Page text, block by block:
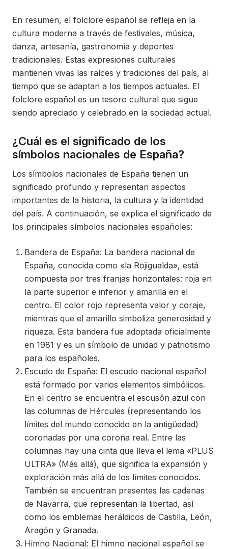
En resumen, el folclore español se refleja en la
cultura moderna a través de festivales, música,
danza, artesanía, gastronomía y deportes
tradicionales. Estas expresiones culturales
mantienen vivas las raíces y tradiciones del país, al
tiempo que se adaptan a los tiempos actuales. El
folclore español es un tesoro cultural que sigue
siendo apreciado y celebrado en la sociedad actual.
¿Cuál es el significado de los
símbolos nacionales de España?
Los símbolos nacionales de España tienen un
significado profundo y representan aspectos
importantes de la historia, la cultura y la identidad
del país. A continuación, se explica el significado de
los principales símbolos nacionales españoles:
Bandera de España: La bandera nacional de
España, conocida como «la Rojigualda», está
compuesta por tres franjas horizontales: roja en
la parte superior e inferior y amarilla en el
centro. El color rojo representa valor y coraje,
mientras que el amarillo simboliza generosidad y
riqueza. Esta bandera fue adoptada oficialmente
en 1981 y es un símbolo de unidad y patriotismo
para los españoles.
Escudo de España: El escudo nacional español
está formado por varios elementos simbólicos.
En el centro se encuentra el escusón azul con
las columnas de Hércules (representando los
límites del mundo conocido en la antigüedad)
coronadas por una corona real. Entre las
columnas hay una cinta que lleva el lema «PLUS
ULTRA» (Más allá), que significa la expansión y
exploración más allá de los límites conocidos.
También se encuentran presentes las cadenas
de Navarra, que representan la libertad, así
como los emblemas heráldicos de Castilla, León,
Aragón y Granada.
Himno Nacional: El himno nacional español se